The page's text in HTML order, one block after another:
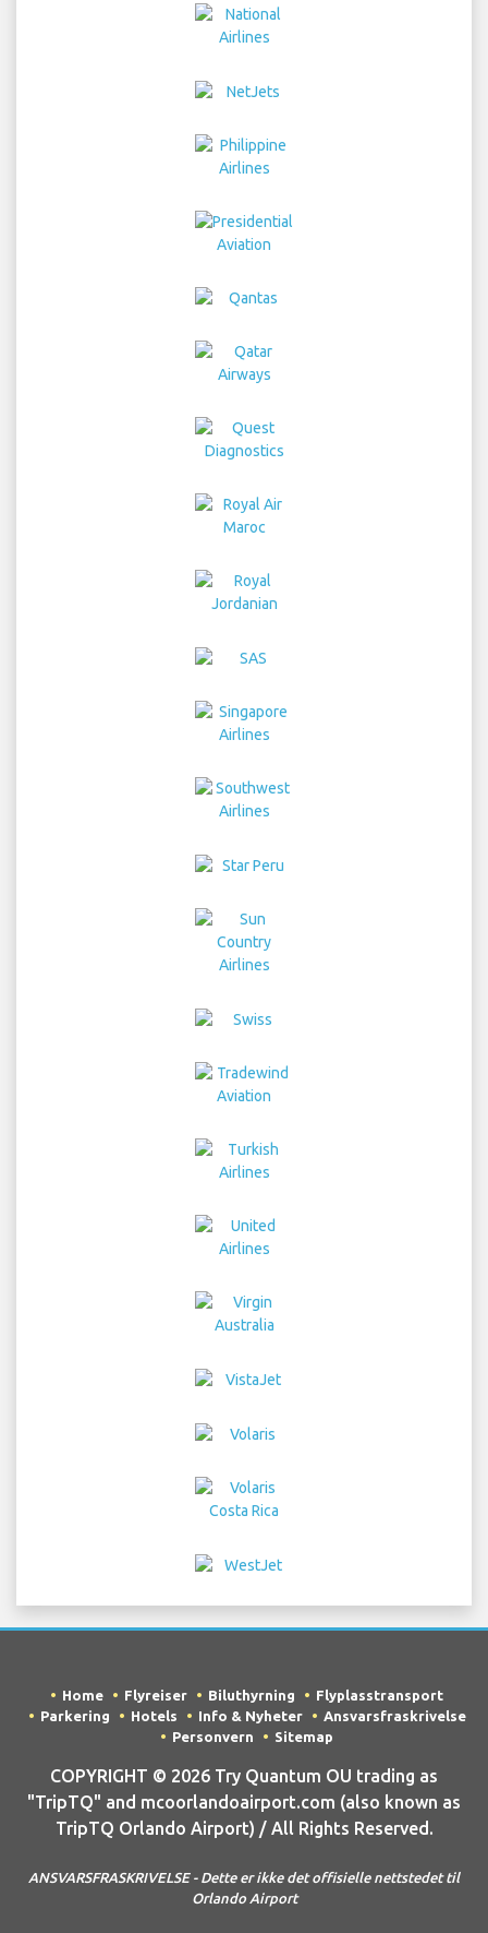
Home Flyreiser Biluthyrning
Flyplasstransport
Parkering
Hotels Info & Nyheter
Ansvarsfraskrivelse
Personvern
Sitemap
"TripTQ" and mcoorlandoairport.com (also known as